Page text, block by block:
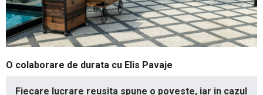
O colaborare de durata cu Elis Pavaje
Fiecare lucrare reusita spune o poveste, iar in cazul